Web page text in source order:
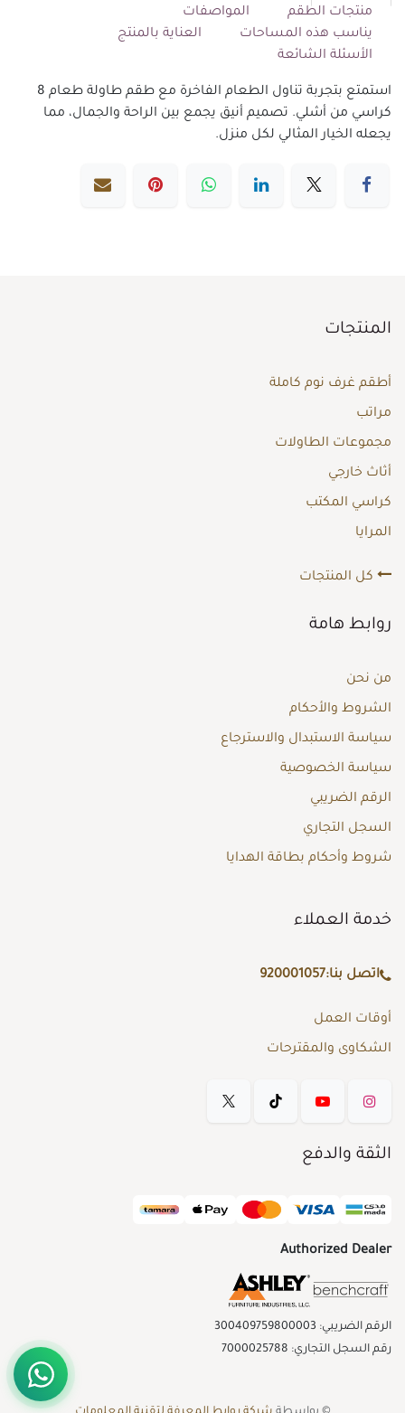
منتجات الطقم
المواصفات
يناسب هذه المساحات
العناية بالمنتج
الأسئلة الشائعة
استمتع بتجربة تناول الطعام الفاخرة مع طقم طاولة طعام 8
كراسي من أشلي. تصميم أنيق يجمع بين الراحة والجمال، مما
يجعله الخيار المثالي لكل منزل.
المنتجات
أطقم غرف نوم كاملة
مراتب
مجموعات الطاولات
أثاث خارجي
كراسي المكتب
المرايا
كل المنتجات
روابط هامة
من نحن
الشروط والأحكام
سياسة الاستبدال والاسترجاع
سياسة الخصوصية
الرقم الضريبي
السجل التجاري
شروط وأحكام بطاقة الهدايا
خدمة العملاء
اتصل بنا:920001057
أوقات العمل
الشكاوى والمقترحات
الثقة والدفع
Authorized Dealer
الرقم الضريبي: 300409759800003
رقم السجل التجاري: 7000025788